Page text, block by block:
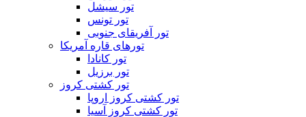
تور سیشل
تور تونس
تور آفریقای جنوبی
تورهای قاره آمریکا
تور کانادا
تور برزیل
تور کشتی کروز
تور کشتی کروز اروپا
تور کشتی کروز آسیا